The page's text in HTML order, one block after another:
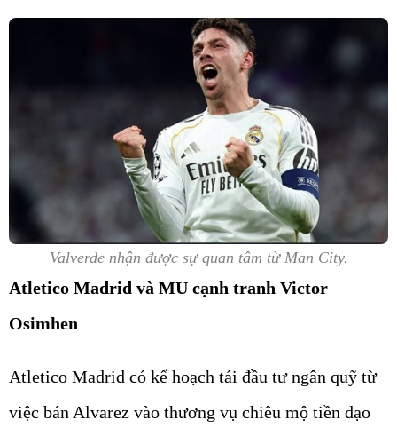
Valverde nhận được sự quan tâm từ Man City.
Atletico Madrid và MU cạnh tranh Victor
Osimhen
Atletico Madrid có kế hoạch tái đầu tư ngân quỹ từ
việc bán Alvarez vào thương vụ chiêu mộ tiền đạo